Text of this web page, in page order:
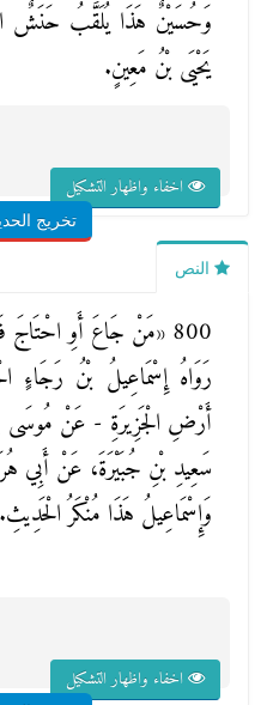
وَحُسَيْنٌ هَذَا يُلَقَّبُ حَنَشٌ
يَحْيَى بْنُ مَعِينٍ.
اخفاء واظهار التشكيل
تخريج
النص
800 «مَنْ جَاعَ أَوِ احْتَاجَ
رَوَاهُ إِسْمَاعِيلُ بْنُ
أَرْضِ الْجَزِيرَةِ - عَنْ
سَعِيدِ بْنِ جُبَيْرَةَ، عَنْ أَبِي
وَإِسْمَاعِيلُ هَذَا مُنْكَرُ الْحَدِيثِ.
اخفاء واظهار التشكيل